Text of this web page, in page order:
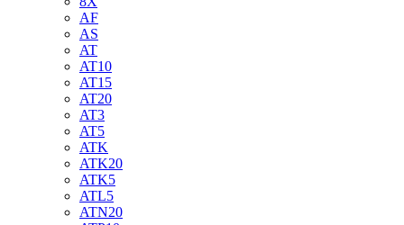
AF
AS
AT
AT10
AT15
AT20
AT3
AT5
ATK
ATK20
ATK5
ATL5
ATN20